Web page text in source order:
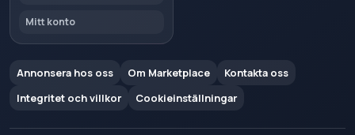
Mitt konto
Annonsera hos oss Om Marketplace
Kontakta oss
Integritet och villkor
Cookieinställningar